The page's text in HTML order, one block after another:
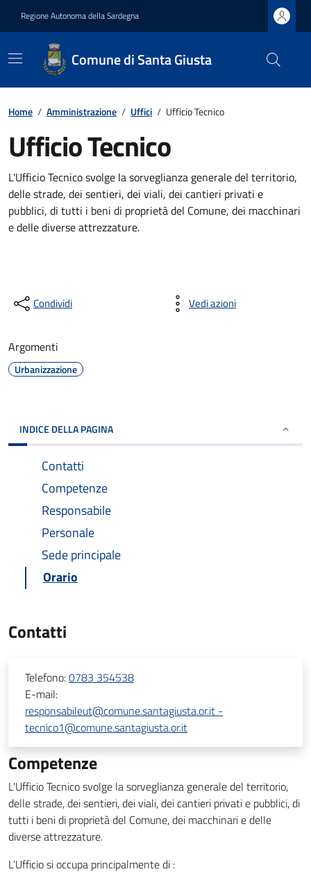
Regione Autonoma della Sardegna
Comune di Santa Giusta
Home / Amministrazione / Uffici / Ufficio Tecnico
Ufficio Tecnico
L'Ufficio Tecnico svolge la sorveglianza generale del territorio,
delle strade, dei sentieri, dei viali, dei cantieri privati e
pubblici, di tutti i beni di proprietà del Comune, dei macchinari
e delle diverse attrezzature.
Condividi Vedi azioni
Argomenti
Urbanizzazione
INDICE DELLA PAGINA
Contatti
Competenze
Responsabile
Personale
Sede principale
Orario
Contatti
Telefono:0783 354538
E-mail:
responsabileut@comune.santagiusta.or.it -
tecnico1@comune.santagiusta.or.it
Competenze
L'Ufficio Tecnico svolge la sorveglianza generale del territorio,
delle strade, dei sentieri, dei viali, dei cantieri privati e pubblici, di
tutti i beni di proprietà del Comune, dei macchinari e delle
diverse attrezzature.
L'Ufficio si occupa principalmente di :